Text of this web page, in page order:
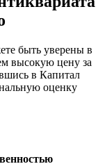
быть уверены в
высокую цену за
в Капитал
оценку